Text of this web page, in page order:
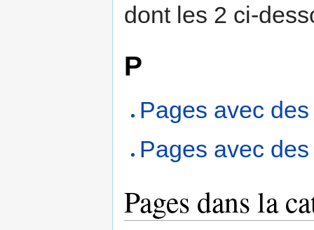
dont les 2 ci-
P
Pages avec
Pages avec
Pages dans la